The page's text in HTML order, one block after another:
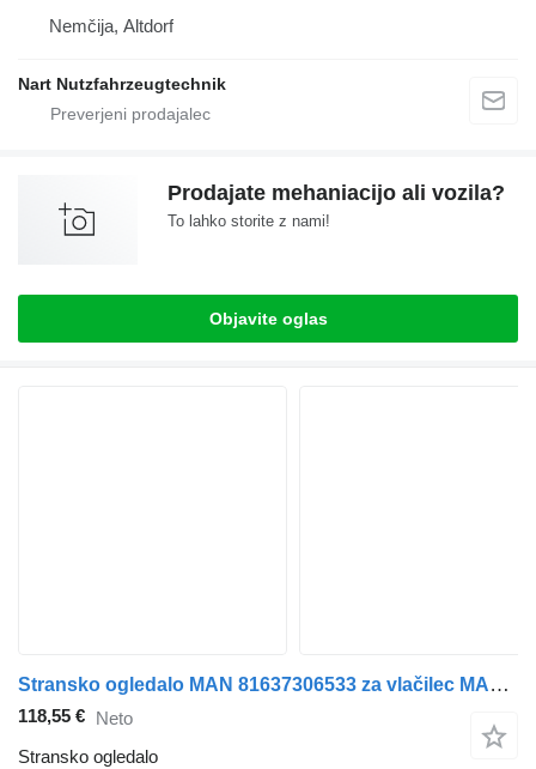
Nemčija, Altdorf
Nart Nutzfahrzeugtechnik
Prodajate mehaniacijo ali vozila?
To lahko storite z nami!
Objavite oglas
Stransko ogledalo MAN 81637306533 za vlačilec MAN TGL, TGM, TGS, TGX (2005-2021)
118,55 € Neto
Stransko ogledalo